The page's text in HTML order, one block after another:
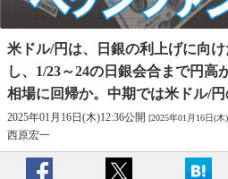
米ドル/円は、日銀の利上げに向け
し、1/23～24の日銀会合まで円高
相場に回帰か。中期では米ドル/
2025年01月16日(木)12:36公開 [2025年01月16日(木
西原宏一